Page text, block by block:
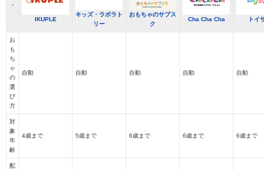
-
IKUPLE
キッズ・ラボラト
リー
おもちゃのサブス
ク
Cha Cha Cha トイ
お
も
ち
ゃ
の
選
び
方
自動 自動 自動 自動 自動
対
象
年
齢
4歳まで 5歳まで 6歳まで 6歳まで 6歳まで
配